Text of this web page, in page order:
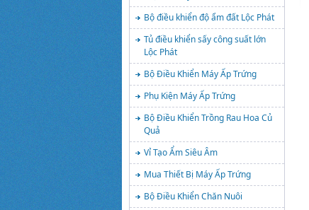
Bộ điều khiển độ ẩm đất Lộc Phát
Tủ điều khiển sấy công suất lớn
Lộc Phát
Bộ Điều Khiển Máy Ấp Trứng
Phụ Kiện Máy Ấp Trứng
Bộ Điều Khiển Trồng Rau Hoa Củ
Quả
Vỉ Tạo Ẩm Siêu Âm
Mua Thiết Bị Máy Ấp Trứng
Bộ Điều Khiển Chăn Nuôi